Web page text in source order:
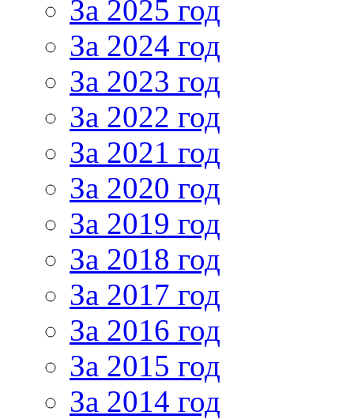
За 2025 год
За 2024 год
За 2023 год
За 2022 год
За 2021 год
За 2020 год
За 2019 год
За 2018 год
За 2017 год
За 2016 год
За 2015 год
За 2014 год